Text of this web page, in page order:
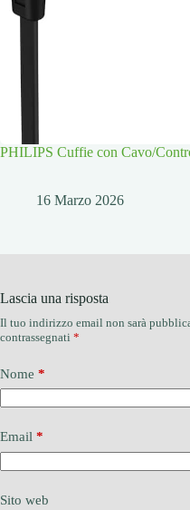
PHILIPS Cuffie con Cavo/
16 Marzo 2026
Lascia una risposta
Il tuo indirizzo email non sarà
contrassegnati *
Nome *
Email *
Sito web